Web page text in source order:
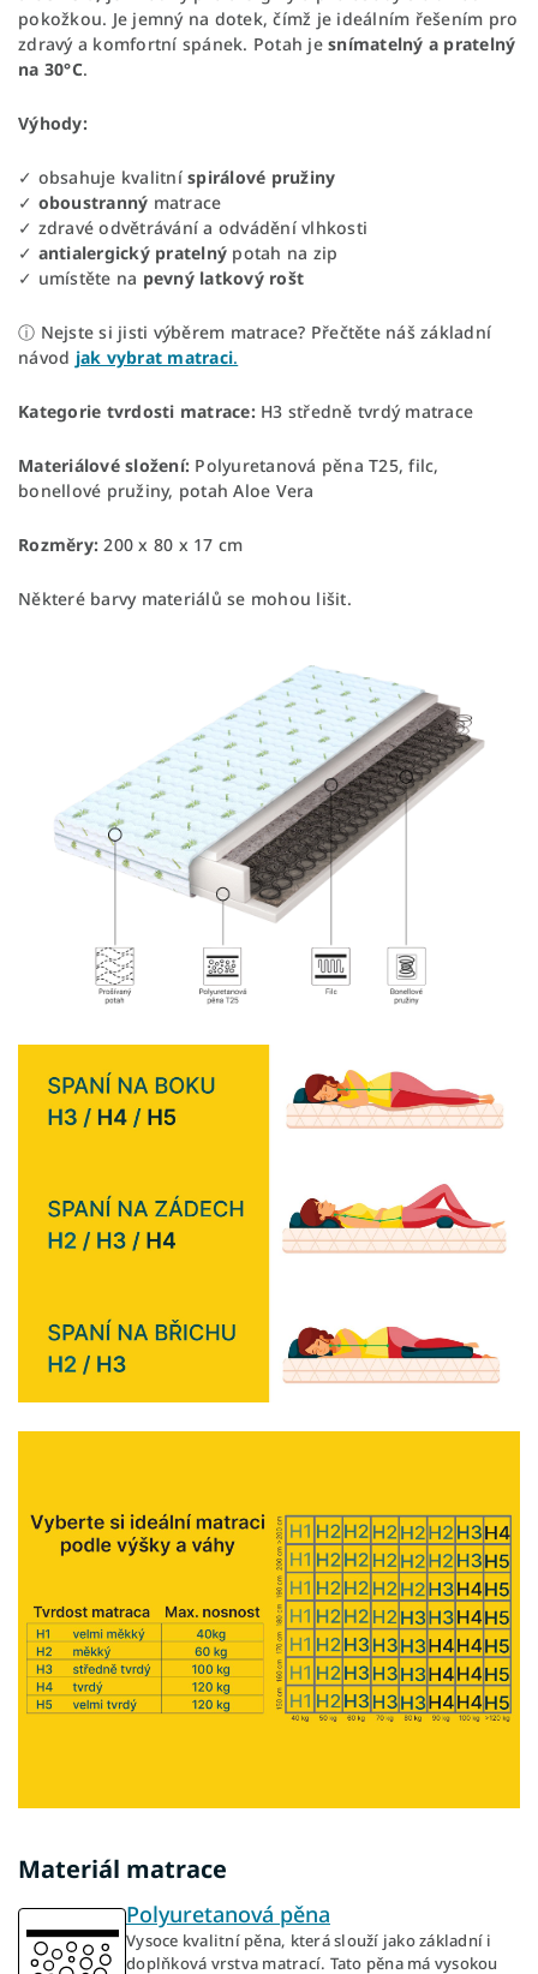
pokožkou. Je jemný na dotek, čímž je ideálním řešením pro
zdravý a komfortní spánek. Potah je snímatelný a pratelný
na 30°C.
Výhody:
✓ obsahuje kvalitní spirálové pružiny
✓ oboustranný matrace
✓ zdravé odvětrávání a odvádění vlhkosti
✓ antialergický pratelný potah na zip
✓ umístěte na pevný latkový rošt
ⓘ Nejste si jisti výběrem matrace? Přečtěte náš základní
návod jak vybrat matraci.
Kategorie tvrdosti matrace: H3 středně tvrdý matrace
Materiálové složení: Polyuretanová pěna T25, filc,
bonellové pružiny, potah Aloe Vera
Rozměry:200 x 80 x 17 cm
Některé barvy materiálů se mohou lišit.
Materiál matrace
Polyuretanová pěna
Vysoce kvalitní pěna, která slouží jako základní i
doplňková vrstva matrací. Tato pěna má vysokou